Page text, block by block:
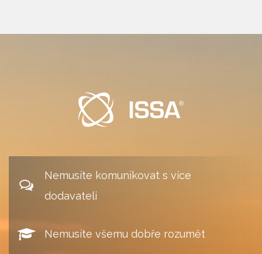
Nemusíte komunikovat s více
dodavateli
Nemusíte všemu dobře rozumět